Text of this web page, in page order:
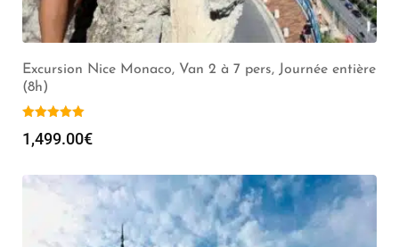
Excursion Nice Monaco, Van 2 à 7 pers, Journée entière
(8h)
1,499.00€